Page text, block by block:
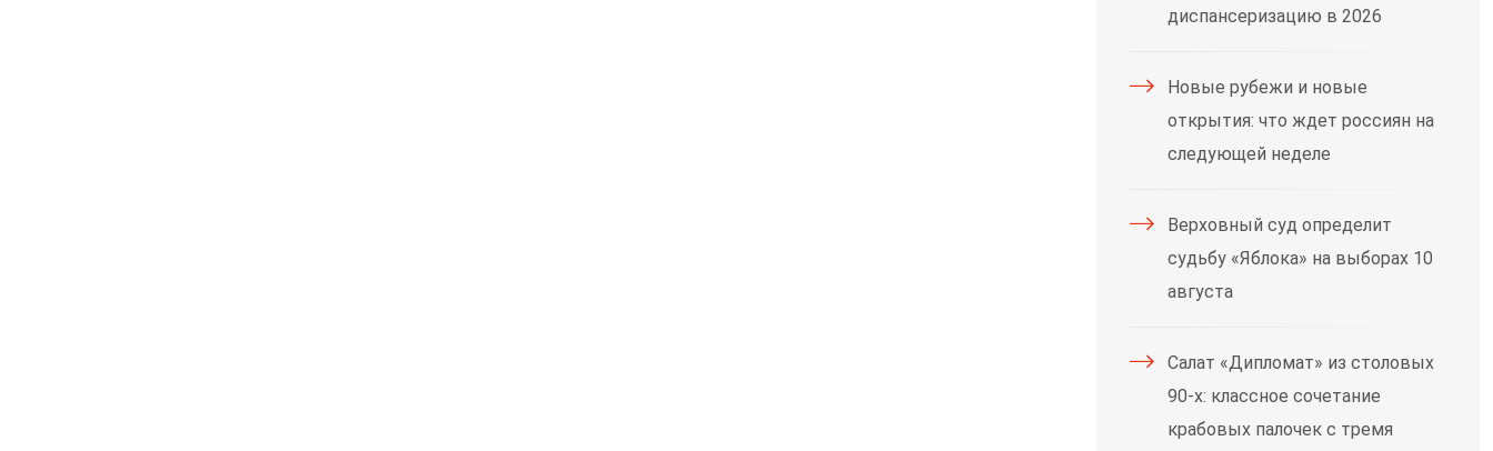
диспансеризацию в 2026
Новые рубежи и новые
открытия: что ждет россиян на
следующей неделе
Верховный суд определит
судьбу «Яблока» на выборах 10
августа
Салат «Дипломат» из столовых
90-х: классное сочетание
крабовых палочек с тремя